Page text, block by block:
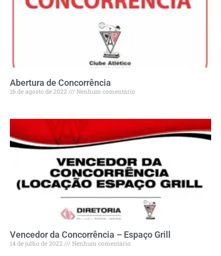
Abertura de Concorrência
16 de agosto de 2022 Nenhum comentário
Vencedor da Concorrência – Espaço Grill
14 de julho de 2022 Nenhum comentário